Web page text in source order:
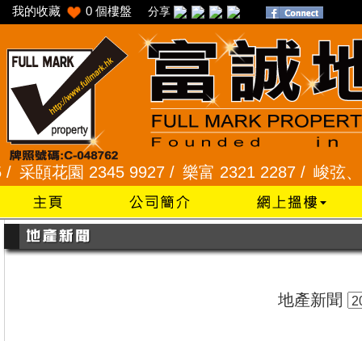
我的收藏 0 個樓盤 分享
花園 2345 9927 /樂富 2321 2287 /峻弦、曉
地產新聞